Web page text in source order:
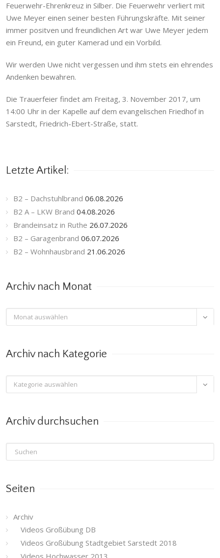
Feuerwehr-Ehrenkreuz in Silber. Die Feuerwehr verliert mit
Uwe Meyer einen seiner besten Führungskräfte. Mit seiner
immer positven und freundlichen Art war Uwe Meyer jedem
ein Freund, ein guter Kamerad und ein Vorbild.
Wir werden Uwe nicht vergessen und ihm stets ein ehrendes
Andenken bewahren.
Die Trauerfeier findet am Freitag, 3. November 2017, um
14:00 Uhr in der Kapelle auf dem evangelischen Friedhof in
Sarstedt, Friedrich-Ebert-Straße, statt.
Letzte Artikel:
B2 – Dachstuhlbrand 06.08.2026
B2 A – LKW Brand 04.08.2026
Brandeinsatz in Ruthe 26.07.2026
B2 – Garagenbrand 06.07.2026
B2 – Wohnhausbrand 21.06.2026
Archiv nach Monat
Archiv
nach

Archiv nach Kategorie
Archiv
nach

Archiv durchsuchen
Seiten
Archiv
Videos Großübung DB
Videos Großübung Stadtgebiet Sarstedt 2018